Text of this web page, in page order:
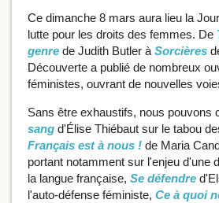
Ce dimanche 8 mars aura lieu la
lutte pour les droits des femmes. De
genre de Judith Butler à Sorcières
Découverte a publié de nombreux
féministes, ouvrant de nouvelles
Sans être exhaustifs, nous pouvons
sang d'Élise Thiébaut sur le tabou
Français est à nous ! de Maria
portant notamment sur l'enjeu d'une
la langue française, Se défendre
l'auto-défense féministe, Ce à quoi